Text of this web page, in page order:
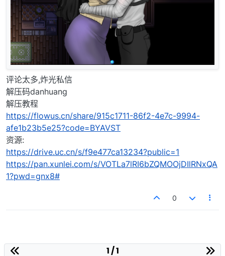
评论太多,炸光私信
解压码danhuang
解压教程
https://flowus.cn/share/915c1711-86f2-4e7c-9994-
afe1b23b5e25?code=BYAVST
资源:
https://drive.uc.cn/s/f9e477ca13234?public=1
https://pan.xunlei.com/s/VOTLa7lRI6bZQMOOjDIlRNxQA
1?pwd=gnx8#
0
1 / 1